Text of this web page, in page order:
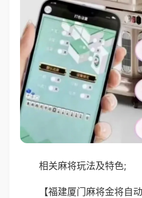
相关麻将玩法及特色;
【福建厦门麻将金将自